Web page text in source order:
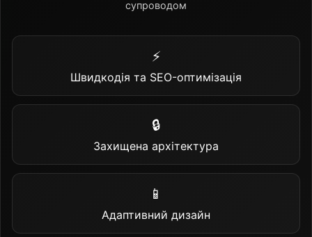
супроводом
⚡
Швидкодія та SEO-оптимізація
🔒
Захищена архітектура
📱
Адаптивний дизайн